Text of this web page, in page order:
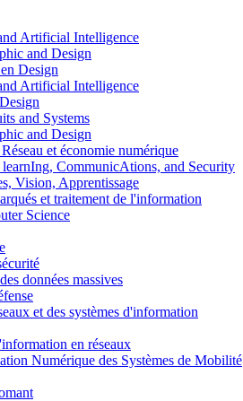
Artificial Intelligence
and Design
Design
Artificial Intelligence
and Systems
and Design
et économie numérique
CommunicAtions, and Security
Vision, Apprentissage
et traitement de l'information
Science
données massives
et des systèmes d'information
en réseaux
Numérique des Systèmes de Mobilité